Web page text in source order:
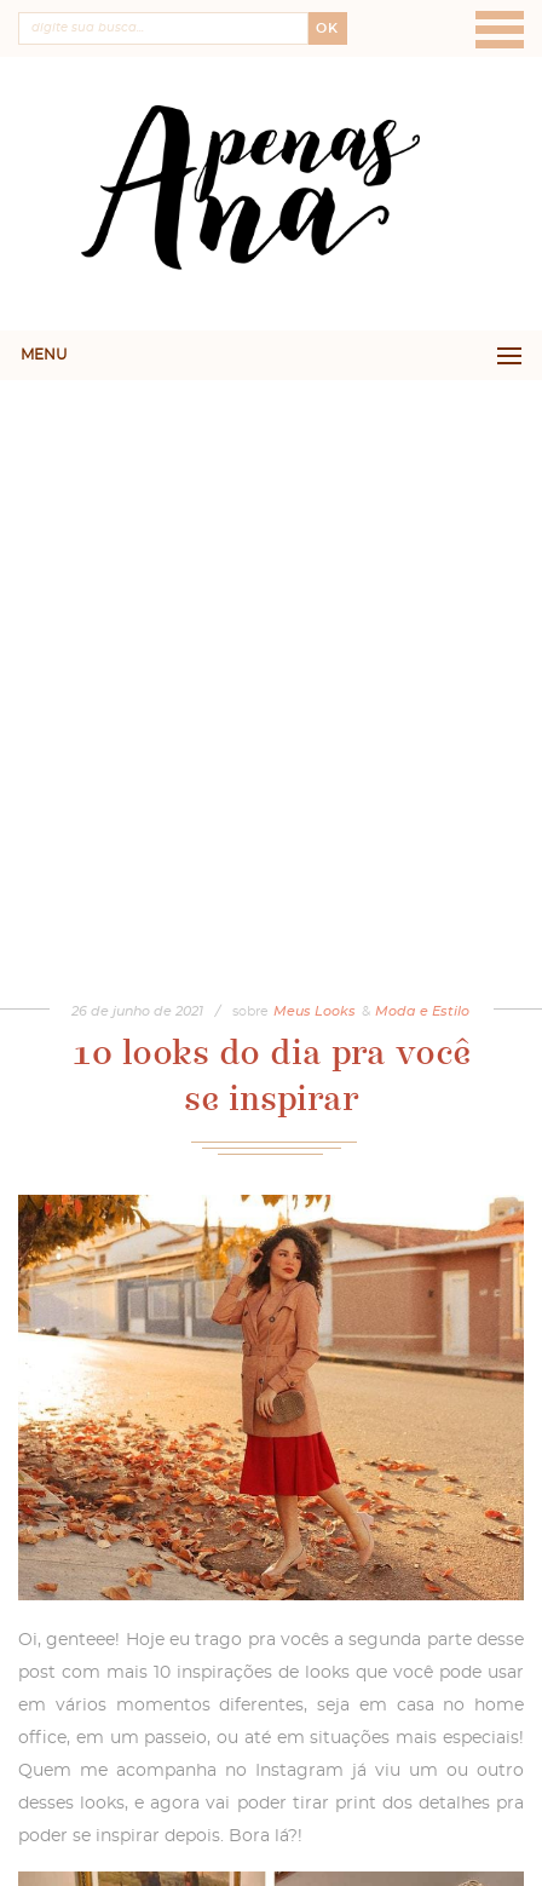
OK
MENU
26 de junho de 2021 / sobre Meus Looks & Moda e Estilo
10 looks do dia pra você
se inspirar
Oi, genteee! Hoje eu trago pra vocês a segunda parte desse
post com mais 10 inspirações de looks que você pode usar
em vários momentos diferentes, seja em casa no home
office, em um passeio, ou até em situações mais especiais!
Quem me acompanha no Instagram já viu um ou outro
desses looks, e agora vai poder tirar print dos detalhes pra
poder se inspirar depois. Bora lá?!